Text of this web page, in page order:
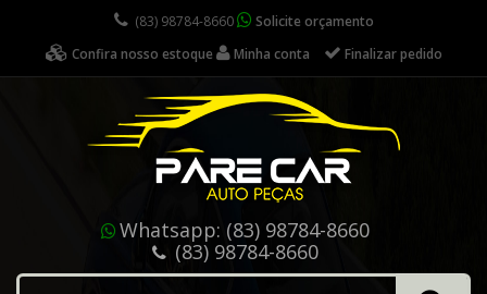
(83) 98784-8660
Solicite orçamento
Confira nosso estoque
Minha conta Finalizar pedido
Whatsapp: (83) 98784-8660
(83) 98784-8660